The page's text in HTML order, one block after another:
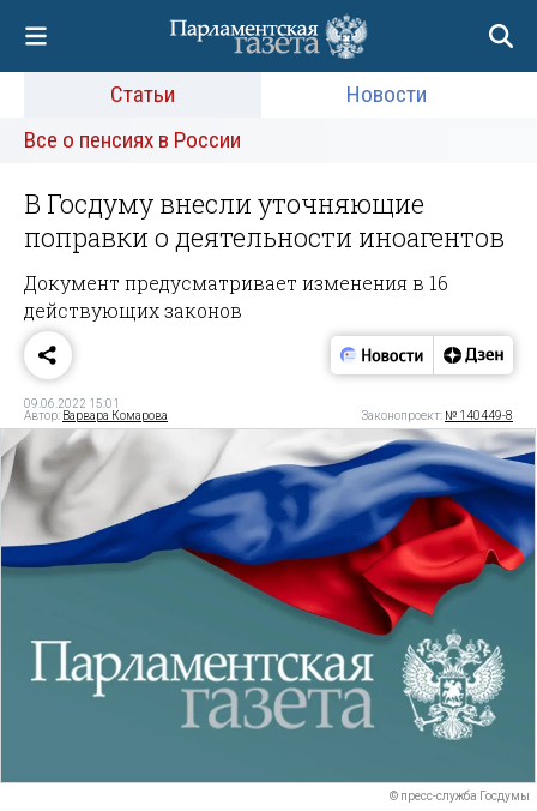
Статьи
Новости
Все о пенсиях в России
В Госдуму внесли уточняющие
поправки о деятельности иноагентов
Документ предусматривает изменения в 16
действующих законов
09.06.2022 15:01
Автор: Варвара Комарова Законопроект: № 140449-8
© пресс-служба Госдумы